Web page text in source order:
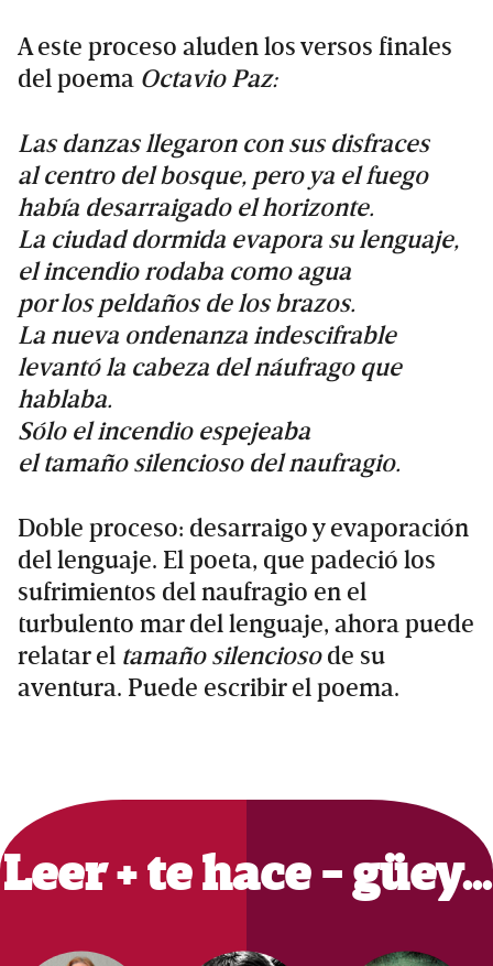
A este proceso aluden los versos finales
del poema Octavio Paz:
Las danzas llegaron con sus disfraces
al centro del bosque, pero ya el fuego
había desarraigado el horizonte.
La ciudad dormida evapora su lenguaje,
el incendio rodaba como agua
por los peldaños de los brazos.
La nueva ondenanza indescifrable
levantó la cabeza del náufrago que
hablaba.
Sólo el incendio espejeaba
el tamaño silencioso del naufragio.
Doble proceso: desarraigo y evaporación
del lenguaje. El poeta, que padeció los
sufrimientos del naufragio en el
turbulento mar del lenguaje, ahora puede
relatar el tamaño silenciosode su
aventura. Puede escribir el poema.
Primary
Sidebar
Leer + te hace - güey…